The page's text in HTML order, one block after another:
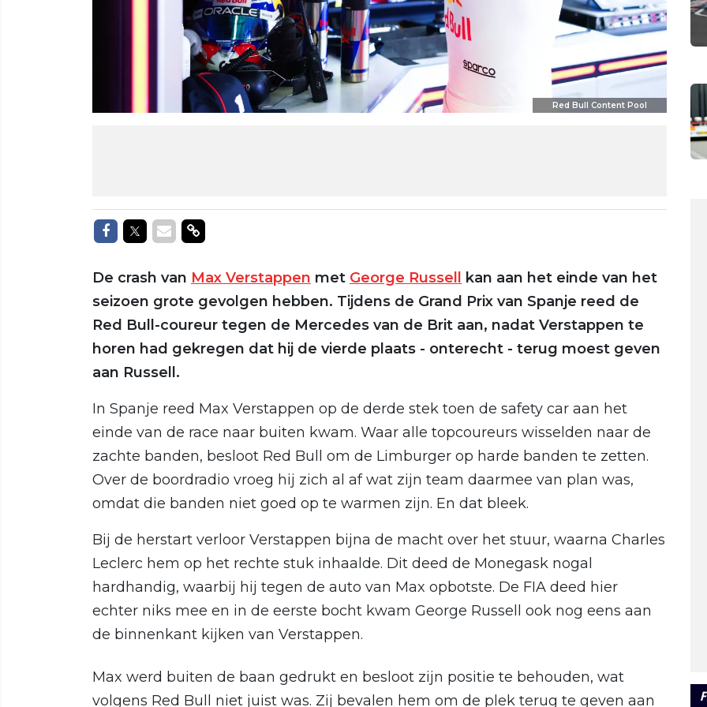
Red Bull Content Pool
Delen op Facebook
Delen op Twitter
Delen via Mail
Delen via link
De crash van Max Verstappen met George Russell
kan aan het einde van het
seizoen grote gevolgen hebben. Tijdens de Grand Prix van Spanje reed de
Red Bull-coureur tegen de Mercedes van de Brit aan, nadat Verstappen te
horen had gekregen dat hij de vierde plaats - onterecht - terug moest geven
aan Russell.
In Spanje reed Max Verstappen op de derde stek toen de safety car aan het
einde van de race naar buiten kwam. Waar alle topcoureurs wisselden naar de
zachte banden, besloot Red Bull om de Limburger op harde banden te zetten.
Over de boordradio vroeg hij zich al af wat zijn team daarmee van plan was,
omdat die banden niet goed op te warmen zijn. En dat bleek.
Bij de herstart verloor Verstappen bijna de macht over het stuur, waarna Charles
Leclerc hem op het rechte stuk inhaalde. Dit deed de Monegask nogal
hardhandig, waarbij hij tegen de auto van Max opbotste. De FIA deed hier
echter niks mee en in de eerste bocht kwam George Russell ook nog eens aan
de binnenkant kijken van Verstappen.
Max werd buiten de baan gedrukt en besloot zijn positie te behouden, wat
volgens Red Bull niet juist was. Zij bevalen hem om de plek terug te geven aan